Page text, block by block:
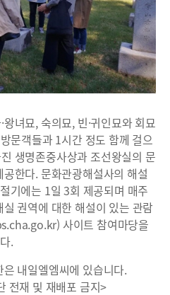
녀묘, 숙의묘, 빈·귀인묘와 회묘
문객들과 1시간 정도 함께 걸으
생명존중사상과 조선왕실의 문
한다. 문화관광해설사의 해설
기에는 1일 3회 제공되며 매주
권역에 대한 해설이 있는 관람
사이트 참여마당을
.
내일엘엠씨에 있습니다.
전재 및 재배포 금지>